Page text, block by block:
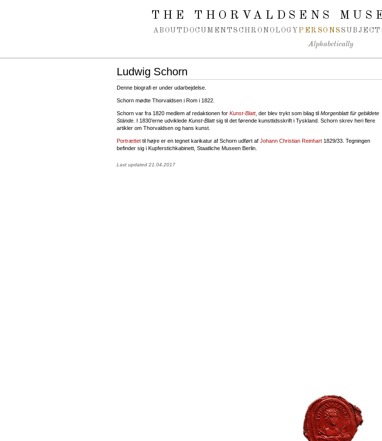
THE THORVALDSENS
ABOUT DOCUMENTS CHRONOLOGY PERSONS
Alphabetically
Ludwig Schorn
Denne biografi er under udarbejdelse.
Schorn mødte Thorvaldsen i Rom i 1822.
Schorn var fra 1820 medlem af redaktionen for Kunst-Blatt, der blev trykt som bilag til Morgenblatt für gebildete
Stände . I 1830’erne udviklede Kunst-Blattsig til det førende kunsttidsskrift i Tyskland. Schorn skrev heri flere
artikler om Thorvaldsen og hans kunst.
Portrættet til højre er en tegnet karikatur af Schorn udført af Johann Christian Reinhart 1829/33. Tegningen
befinder sig i Kupferstichkabinett, Staatliche Museen Berlin.
Last updated 21.04.2017